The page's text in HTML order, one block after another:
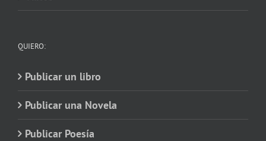
QUIERO:
Publicar un libro
Publicar una Novela
Publicar Poesía